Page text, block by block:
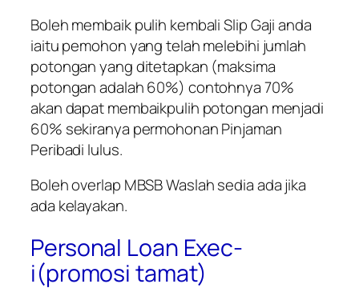
Boleh membaik pulih kembali Slip Gaji anda
iaitu pemohon yang telah melebihi jumlah
potongan yang ditetapkan (maksima
potongan adalah 60%) contohnya 70%
akan dapat membaikpulih potongan menjadi
60% sekiranya permohonan Pinjaman
Peribadi lulus.
Boleh overlap MBSB Waslah sedia ada jika
ada kelayakan.
Personal Loan Exec-
i(promosi tamat)